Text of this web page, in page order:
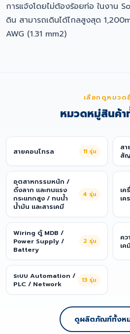
การแจ้งโดยไม่ต้องร้อยท่อ ในงาน
ดิน สามารถเดินได้ไกลสูงสุด
AWG (1.31 mm2)
เลือกดูหมวด
หมวดหมู่สินค้
สายคอนโทรล 11 รุ่น
ส
สั
อุตสาหกรรมหนัก /
ดึงลาก และทนแรง
กระแทกสูง / ทนน้ำ
น้ำมัน และสารเคมี
4 รุ่น
เ
เค
Wiring ตู้ MDB /
Power Supply /
Battery
2 รุ่น
ค
เค
ระบบ Automation /
PLC / Network
13 รุ่น
ดูผลิตภัณฑ์ทั้งห